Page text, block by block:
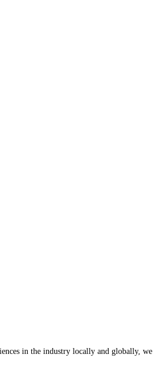
in the industry locally and globally, we